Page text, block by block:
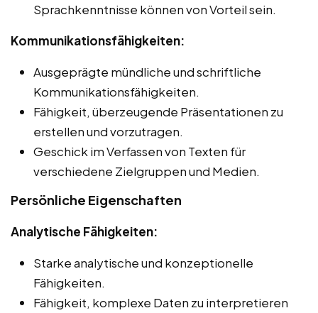
Sprachkenntnisse können von Vorteil sein.
Kommunikationsfähigkeiten:
Ausgeprägte mündliche und schriftliche
Kommunikationsfähigkeiten.
Fähigkeit, überzeugende Präsentationen zu
erstellen und vorzutragen.
Geschick im Verfassen von Texten für
verschiedene Zielgruppen und Medien.
Persönliche Eigenschaften
Analytische Fähigkeiten:
Starke analytische und konzeptionelle
Fähigkeiten.
Fähigkeit, komplexe Daten zu interpretieren